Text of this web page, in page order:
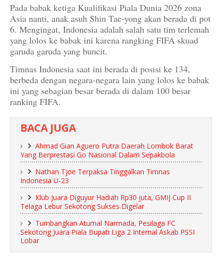
Pada babak ketiga Kualifikasi Piala Dunia 2026 zona
Asia nanti, anak asuh Shin Tae-yong akan berada di pot
6. Mengingat, Indonesia adalah salah satu tim terlemah
yang lolos ke babak ini karena rangking FIFA skuad
garuda garuda yang buncit.
Timnas Indonesia saat ini berada di posisi ke 134,
berbeda dengan negara-negara lain yang lolos ke babak
ini yang sebagian besar berada di dalam 100 besar
ranking FIFA.
BACA JUGA
Ahmad Gian Aguero Putra Daerah Lombok Barat
Yang Berprestasi Go Nasional Dalam Sepakbola
Nathan Tjoe Terpaksa Tinggalkan Timnas
Indonesia U-23
Klub Juara Diguyur Hadiah Rp30 juta, GMIJ Cup II
Telaga Lebur Sekotong Sukses Digelar
Tumbangkan Atumal Narmada, Pesilaga FC
Sekotong Juara Piala Bupati Liga 2 Internal Askab PSSI
Lobar